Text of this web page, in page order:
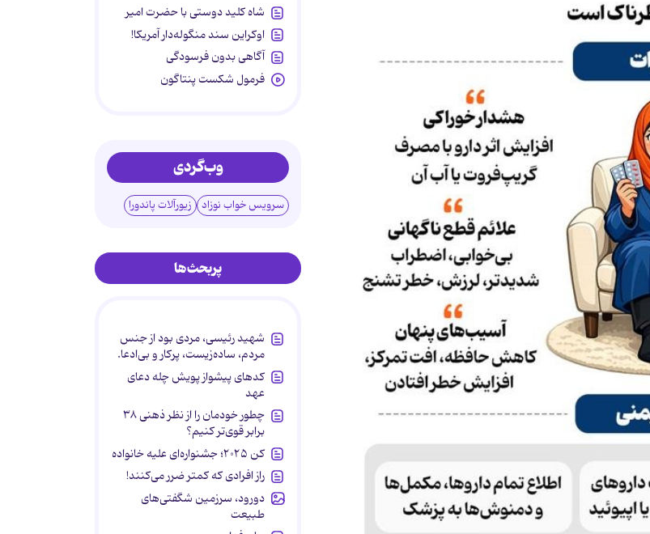
شاه کلید دوستی با حضرت امیر
اوکراین سند منگوله‌دار آمریکا!
آگاهی بدون فرسودگی
فرمول شکست پنتاگون
وب‌گردی
سرویس خواب نوزاد زیورآلات پاندورا
پربحث‌ها
شهید رئیسی، مردی بود از جنس
مردم، ساده‌زیست، پرکار و بی‌ادعا.
کدهای پیشواز پویش چله دعای
عهد
چطور خودمان را از نظر ذهنی ۳۸
برابر قوی‌تر کنیم؟
کن ۲۰۲۵؛ جشنواره‌ای علیه خانواده
راز افرادی که کمتر ضرر می‌کنند!
دورود، سرزمین شگفتی‌های
طبیعت